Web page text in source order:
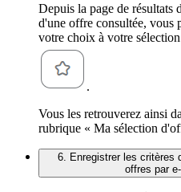
Depuis la page de résultats
d'une offre consultée, vous
votre choix à votre
.
Vous les retrouverez ainsi
rubrique « Ma sélection
6. Enregistrer les critères
offres par